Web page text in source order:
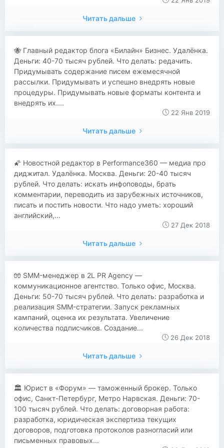
Читать дальше
🐝 Главный редактор блога «Билайн» Бизнес. Удалёнка.
Деньги: 40-70 тысяч рублей. Что делать: редачить.
Придумывать содержание писем ежемесячной
рассылки. Придумывать и успешно внедрять новые
процедуры. Придумывать новые форматы контента и
внедрять их....
22 Янв 2019
Читать дальше
🌠 Новостной редактор в Performance360 — медиа про
диджитал. Удалёнка. Москва. Деньги: 20-40 тысяч
рублей. Что делать: искать инфоповоды, брать
комментарии, переводить из зарубежных источников,
писать и постить новости. Что надо уметь: хороший
английский,...
27 Дек 2018
Читать дальше
🧤 SMM-менеджер в 2L PR Agency —
коммуникационное агентство. Только офис, Москва.
Деньги: 50-70 тысяч рублей. Что делать: разработка и
реализация SMM-стратегии. Запуск рекламных
кампаний, оценка их результата. Увеличение
количества подписчиков. Создание...
26 Дек 2018
Читать дальше
🏛 Юрист в «Форум» — таможенный брокер. Только
офис, Санкт-Петербург, Метро Нарвская. Деньги: 70-
100 тысяч рублей. Что делать: договорная работа:
разработка, юридическая экспертиза текущих
договоров, подготовка протоколов разногласий или
письменных правовых...